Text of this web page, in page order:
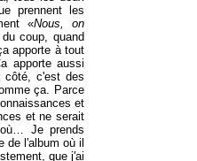
prennent les
«Nous, on
coup, quand
apporte à tout
apporte aussi
côté, c'est des
ça. Parce
et
et ne serait
Je prends
de l'album où il
que j'ai